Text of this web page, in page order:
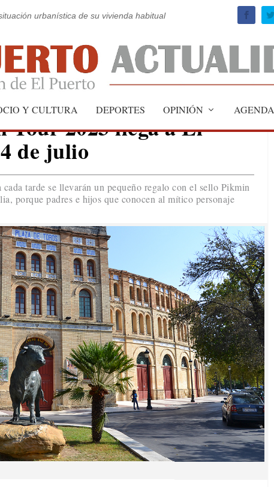
urbanística de su vivienda habitual
Y CULTURA DEPORTES OPINIÓN AGENDA
Tour 2023 llega a El
de julio
tarde se llevarán un pequeño regalo con el sello Pikmin
porque padres e hijos que conocen al mítico personaje